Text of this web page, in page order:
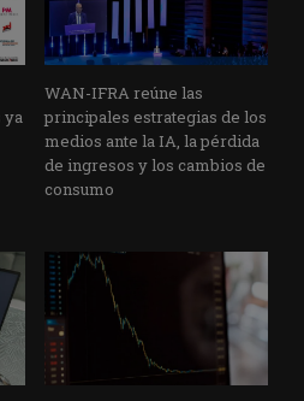
ya
WAN-IFRA reúne las
principales estrategias de los
medios ante la IA, la pérdida
de ingresos y los cambios de
consumo